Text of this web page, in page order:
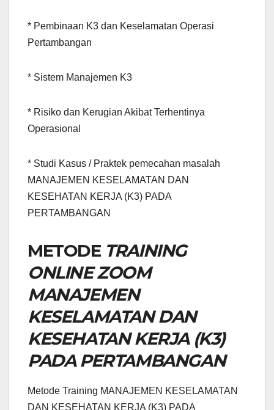
* Pembinaan K3 dan Keselamatan Operasi
Pertambangan
* Sistem Manajemen K3
* Risiko dan Kerugian Akibat Terhentinya
Operasional
* Studi Kasus / Praktek pemecahan masalah
MANAJEMEN KESELAMATAN DAN
KESEHATAN KERJA (K3) PADA
PERTAMBANGAN
METODETRAINING
ONLINE ZOOM
MANAJEMEN
KESELAMATAN DAN
KESEHATAN KERJA (K3)
PADA PERTAMBANGAN
Metode Training MANAJEMEN KESELAMATAN
DAN KESEHATAN KERJA (K3) PADA